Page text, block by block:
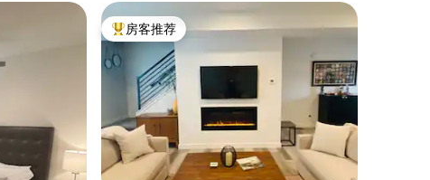
热门「房客推荐」
房客推荐